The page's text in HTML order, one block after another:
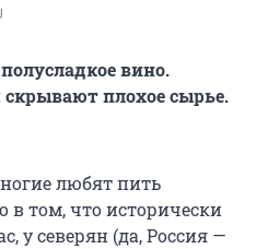
вино.
плохое сырье.
любят пить
в том, что исторически
у северян (да, Россия —